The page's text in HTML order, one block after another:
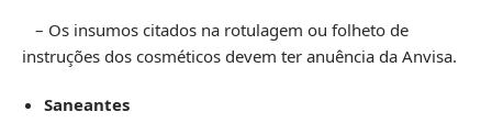
– Os insumos citados na rotulagem ou folheto de
instruções dos cosméticos devem ter anuência da Anvisa.
Saneantes